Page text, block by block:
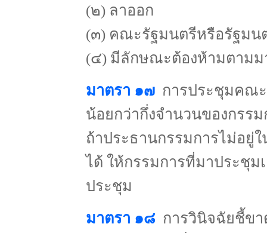
(๒) ลาออก
(๓) คณะรัฐมนตรีหรือรัฐมน
(๔) มีลักษณะต้องห้ามตามม
มาตรา ๑๗การประชุมคณะ
น้อยกว่ากึ่งจำนวนของกรร
ถ้าประธานกรรมการไม่อยู่
ได้ ให้กรรมการที่มาประชุม
ประชุม
มาตรา ๑๘การวินิจฉัยชี้ขา